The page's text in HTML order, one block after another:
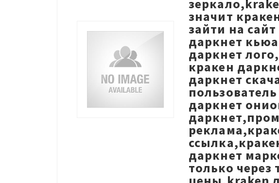
значит
зайти на
даркнет
даркнет
кракен
даркнет
даркнет
даркнет
только